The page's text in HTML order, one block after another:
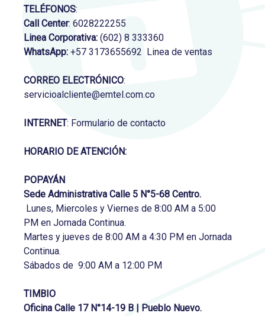
TELÉFONOS:
Call Center: 6028222255
Linea Corporativa: (602) 8 333360
WhatsApp: +57 3173655692 Linea de ventas
CORREO ELECTRÓNICO:
servicioalcliente@emtel.com.co
INTERNET: Formulario de contacto
HORARIO DE ATENCIÓN:
POPAYÁN
Sede Administrativa Calle 5 N°5-68 Centro.
Lunes, Miercoles y Viernes de 8:00 AM a 5:00
PM en Jornada Continua.
Martes y jueves de 8:00 AM a 4:30 PM en Jornada
Continua.
Sábados de 9:00 AM a 12:00 PM
TIMBIO
Oficina Calle 17 N°14-19 B | Pueblo Nuevo.